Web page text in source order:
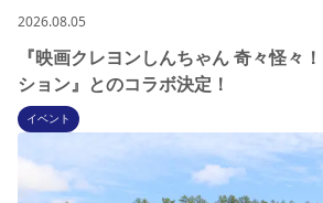
2026.08.05
『映画クレヨンしんちゃん 奇々怪々
ション』とのコラボ決定！
イベント